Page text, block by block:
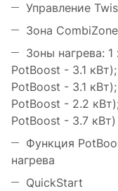
Управление
Зона CombiZone
Зоны нагрева:
PotBoost - 3.1
PotBoost - 3.1
PotBoost - 2.2
PotBoost - 3.7 кВт)
Функция
нагрева
QuickStart